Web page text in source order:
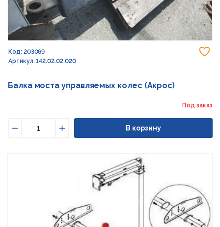
Код: 203069
Артикул: 142.02.02.020
Балка моста управляемых колес (Акрос)
Под заказ
Увеличить
В корзину